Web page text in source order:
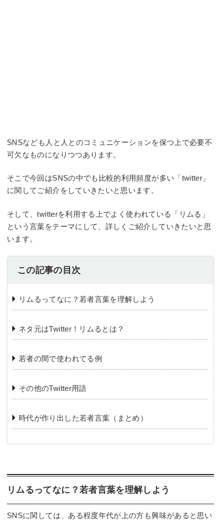
SNSなども人と人とのコミュニケーションを保つ上で必要不
可欠なものになりつつあります。
そこで今回はSNSの中でも比較的利用頻度が多い「twitter」
に関してご紹介をしていきたいと思います。
そして、twitterを利用する上でよく使われている「リムる」
という言葉をテーマにして、詳しくご紹介していきたいと思
います。
この記事の目次
リムるってなに？若者言葉を理解しよう
ネタ元はTwitter！リムるとは？
若者の間で使われてる例
その他のTwitter用語
時代が作り出した若者言葉（まとめ）
リムるってなに？若者言葉を理解しよう
SNSに関しては、ある程度年代が上の方も興味があると思い